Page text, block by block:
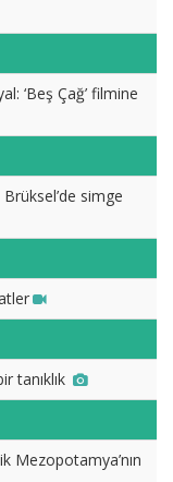
‘Beş Çağ’ filmine
Brüksel’de simge
tanıklık
Mezopotamya’nın